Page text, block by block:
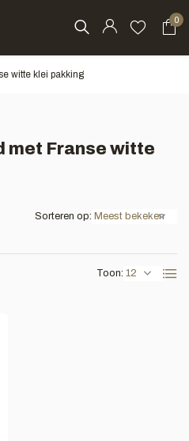
0
witte klei pakking
met Franse witte
Toon:
Sorteren op: